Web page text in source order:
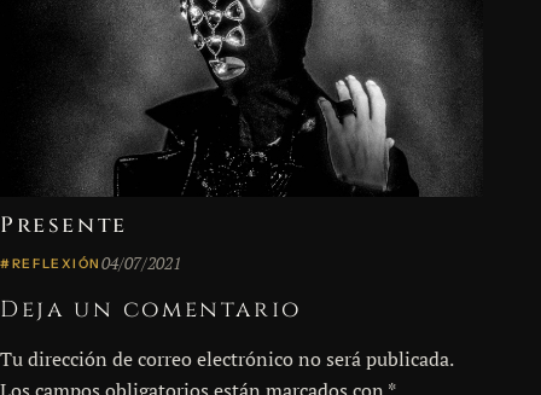
Presente
#REFLEXIÓN 04/07/2021
Deja un comentario
Tu dirección de correo electrónico no será publicada.